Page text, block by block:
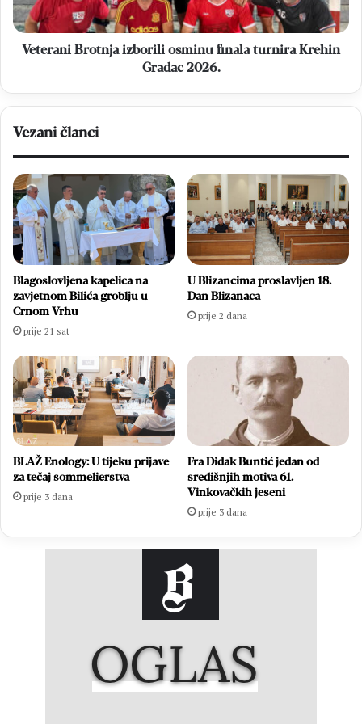
Gradac
2026.
Veterani Brotnja izborili osminu finala turnira Krehin
Gradac 2026.
Vezani članci
Blagoslovljena kapelica na
zavjetnom Bilića groblju u
Crnom Vrhu
prije 21 sat
U Blizancima proslavljen 18.
Dan Blizanaca
prije 2 dana
BLAŽ Enology: U tijeku prijave
za tečaj sommelierstva
prije 3 dana
Fra Didak Buntić jedan od
središnjih motiva 61.
Vinkovačkih jeseni
prije 3 dana